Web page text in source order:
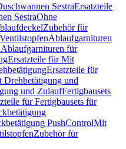
SestraErsatzteile
SestraOhne
Zubehör für
VentilstopfenAblaufgarnituren
für
Ersatzteile für Mit
Ersatzteile für
Drehbetätigung und
und ZulaufFertigbausets
für Fertigbausets für
PushControlMit
Zubehör für